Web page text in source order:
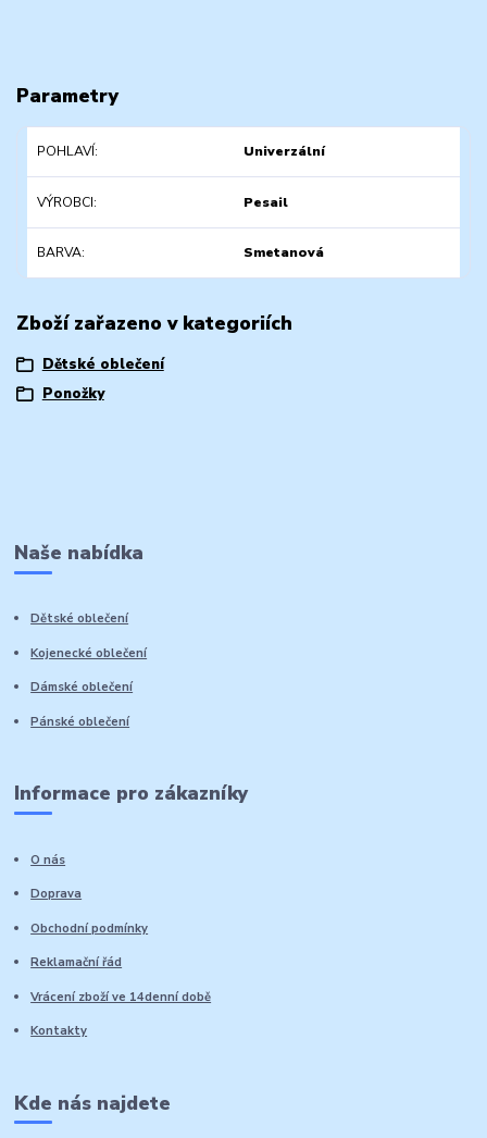
Parametry
POHLAVÍ Univerzální
VÝROBCI Pesail
BARVA Smetanová
Zboží zařazeno v kategoriích
Dětské oblečení
Ponožky
Naše nabídka
Dětské oblečení
Kojenecké oblečení
Dámské oblečení
Pánské oblečení
Informace pro zákazníky
O nás
Doprava
Obchodní podmínky
Reklamační řád
Vrácení zboží ve 14denní době
Kontakty
Kde nás najdete